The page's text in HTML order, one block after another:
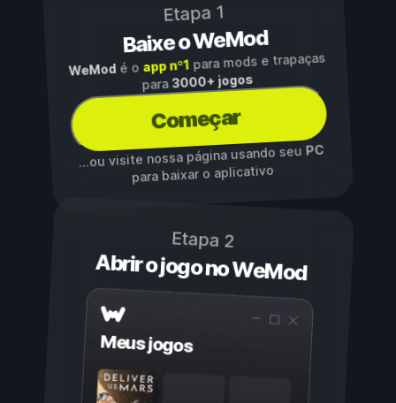
Etapa 1
Baixe o WeMod
WeModé o app nº1para mods e trapaças
para3000+ jogos
Começar
...ou visite nossa página usando seuPC
para baixar o aplicativo
Etapa 2
Abrir o jogo no WeMod
Meus jogos